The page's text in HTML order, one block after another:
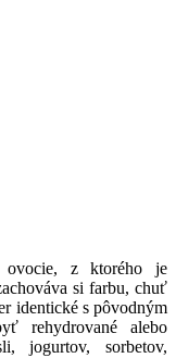
ovocie, z ktorého je
si farbu, chuť
identické s pôvodným
rehydrované alebo
jogurtov, sorbetov,